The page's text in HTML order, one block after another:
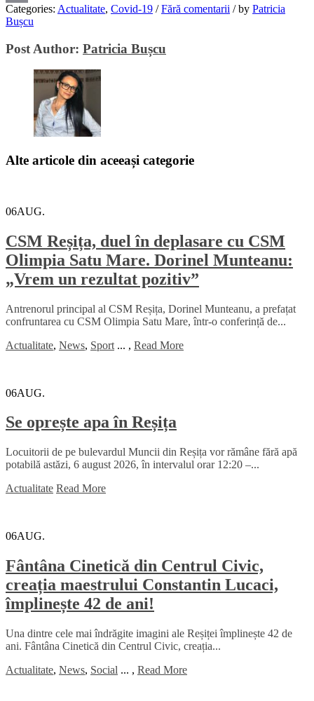
Email
Categories: Actualitate, Covid-19 / Fără comentarii /by Patricia
Bușcu
Post Author: Patricia Bușcu
Alte articole din aceeași categorie
06AUG.
CSM Reșița, duel în deplasare cu CSM
Olimpia Satu Mare. Dorinel Munteanu:
„Vrem un rezultat pozitiv”
Antrenorul principal al CSM Reșița, Dorinel Munteanu, a prefațat
confruntarea cu CSM Olimpia Satu Mare, într-o conferință de...
Actualitate, News, Sport ... , Read More
06AUG.
Se oprește apa în Reșița
Locuitorii de pe bulevardul Muncii din Reșița vor rămâne fără apă
potabilă astăzi, 6 august 2026, în intervalul orar 12:20 –...
Actualitate Read More
06AUG.
Fântâna Cinetică din Centrul Civic,
creația maestrului Constantin Lucaci,
împlinește 42 de ani!
Una dintre cele mai îndrăgite imagini ale Reșiței împlinește 42 de
ani. Fântâna Cinetică din Centrul Civic, creația...
Actualitate, News, Social ... , Read More